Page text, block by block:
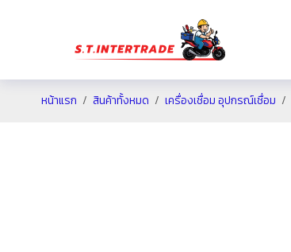
หน้าแรก สินค้าทั้งหมด เครื่องเชื่อม อุปกรณ์เชื่อม